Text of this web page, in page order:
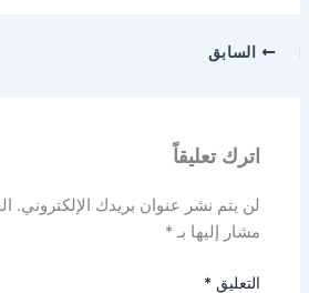
السابق
اترك تعليقاً
لن يتم نشر عنوان بريدك الإلكتروني.
مشار إليها بـ*
التعليق*